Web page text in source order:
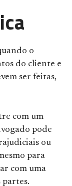
o
do cliente e
ser feitas,
com um
pode
ou
para
com uma
partes.